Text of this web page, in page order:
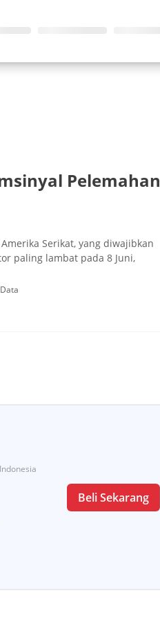
Pelemahan
Serikat, yang diwajibkan
paling lambat pada 8 Juni,
Data
Beli Sekarang